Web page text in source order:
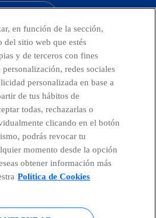
en función de la sección,
del sitio web que estés
y de terceros con fines
redes sociales
personalizada en base a
de tus hábitos de
todas, rechazarlas o
clicando en el botón
podrás revocar tu
momento desde la opción
obtener información más
Política de Cookies